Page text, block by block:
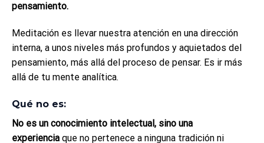
pensamiento.
Meditación es llevar nuestra atención en una dirección
interna, a unos niveles más profundos y aquietados del
pensamiento, más allá del proceso de pensar. Es ir más
allá de tu mente analítica.
Qué no es:
No es un conocimiento intelectual, sino una
experiencia que no pertenece a ninguna tradición ni